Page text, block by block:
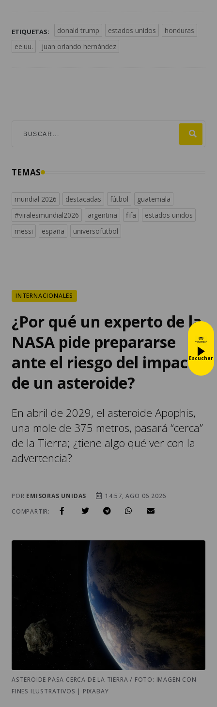
ETIQUETAS: donald trump estados unidos
honduras
ee.uu.
juan orlando hernández
TEMAS
mundial 2026 destacadas fútbol
guatemala
#viralesmundial2026
argentina fifa
estados unidos
messi
españa universofutbol
INTERNACIONALES
¿Por qué un experto de la
NASA pide prepararse
ante el riesgo del impacto
de un asteroide?
En abril de 2029, el asteroide Apophis,
una mole de 375 metros, pasará “cerca”
de la Tierra; ¿tiene algo qué ver con la
advertencia?
POR EMISORAS UNIDAS
14:57, AGO 06 2026
COMPARTIR:
ASTEROIDE PASA CERCA DE LA TIERRA / FOTO: IMAGEN CON
FINES ILUSTRATIVOS | PIXABAY
Escuchar